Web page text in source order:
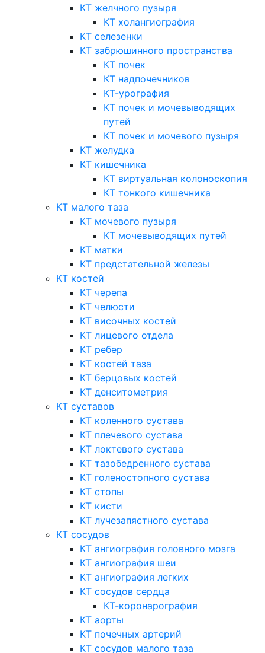
КТ желчного пузыря
КТ холангиография
КТ селезенки
КТ забрюшинного пространства
КТ почек
КТ надпочечников
КТ-урография
КТ почек и мочевыводящих
путей
КТ почек и мочевого пузыря
КТ желудка
КТ кишечника
КТ виртуальная колоноскопия
КТ тонкого кишечника
КТ малого таза
КТ мочевого пузыря
КТ мочевыводящих путей
КТ матки
КТ предстательной железы
КТ костей
КТ черепа
КТ челюсти
КТ височных костей
КТ лицевого отдела
КТ ребер
КТ костей таза
КТ берцовых костей
КТ денситометрия
КТ суставов
КТ коленного сустава
КТ плечевого сустава
КТ локтевого сустава
КТ тазобедренного сустава
КТ голеностопного сустава
КТ стопы
КТ кисти
КТ лучезапястного сустава
КТ сосудов
КТ ангиография головного мозга
КТ ангиография шеи
КТ ангиография легких
КТ сосудов сердца
КТ-коронарография
КТ аорты
КТ почечных артерий
КТ сосудов малого таза